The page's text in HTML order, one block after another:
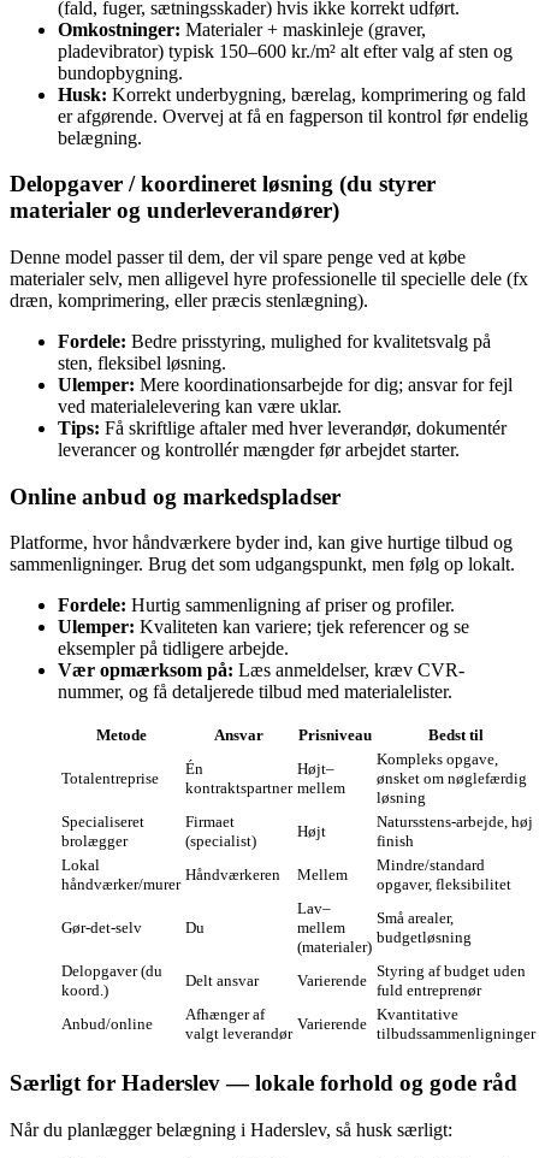
(fald, fuger, sætningsskader) hvis ikke korrekt udført.
Omkostninger: Materialer + maskinleje (graver,
pladevibrator) typisk 150–600 kr./m² alt efter valg af sten og
bundopbygning.
Husk: Korrekt underbygning, bærelag, komprimering og fald
er afgørende. Overvej at få en fagperson til kontrol før endelig
belægning.
Delopgaver / koordineret løsning (du styrer
materialer og underleverandører)
Denne model passer til dem, der vil spare penge ved at købe
materialer selv, men alligevel hyre professionelle til specielle dele (fx
dræn, komprimering, eller præcis stenlægning).
Fordele: Bedre prisstyring, mulighed for kvalitetsvalg på
sten, fleksibel løsning.
Ulemper: Mere koordinationsarbejde for dig; ansvar for fejl
ved materialelevering kan være uklar.
Tips: Få skriftlige aftaler med hver leverandør, dokumentér
leverancer og kontrollér mængder før arbejdet starter.
Online anbud og markedspladser
Platforme, hvor håndværkere byder ind, kan give hurtige tilbud og
sammenligninger. Brug det som udgangspunkt, men følg op lokalt.
Fordele: Hurtig sammenligning af priser og profiler.
Ulemper: Kvaliteten kan variere; tjek referencer og se
eksempler på tidligere arbejde.
Vær opmærksom på: Læs anmeldelser, kræv CVR-
nummer, og få detaljerede tilbud med materialelister.
Metode Ansvar Prisniveau Bedst til
Totalentreprise
Én
kontraktspartner
Højt–
mellem
Kompleks opgave,
ønsket om nøglefærdig
løsning
Specialiseret
brolægger
Firmaet
(specialist)
Højt
Natursstens-arbejde, høj
finish
Lokal
håndværker/murer
Håndværkeren Mellem
Mindre/standard
opgaver, fleksibilitet
Gør‑det‑selv Du
Lav–
mellem
(materialer)
Små arealer,
budgetløsning
Delopgaver (du
koord.)
Delt ansvar Varierende
Styring af budget uden
fuld entreprenør
Anbud/online
Afhænger af
valgt leverandør
Varierende
Kvantitative
tilbudssammenligninger
Særligt for Haderslev — lokale forhold og gode råd
Når du planlægger belægning i Haderslev, så husk særligt: